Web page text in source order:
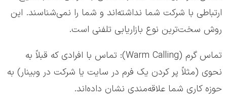
ارتباطی با شرکت شما نداشته‌اند و شما را نمی‌شناسند. این
روش سخت‌ترین نوع بازاریابی تلفنی است.
تماس گرم (Warm Calling): تماس با افرادی که قبلاً به
نحوی (مثلاً پر کردن یک فرم در سایت یا شرکت در وبینار) به
حوزه کاری شما علاقه‌مندی نشان داده‌اند.